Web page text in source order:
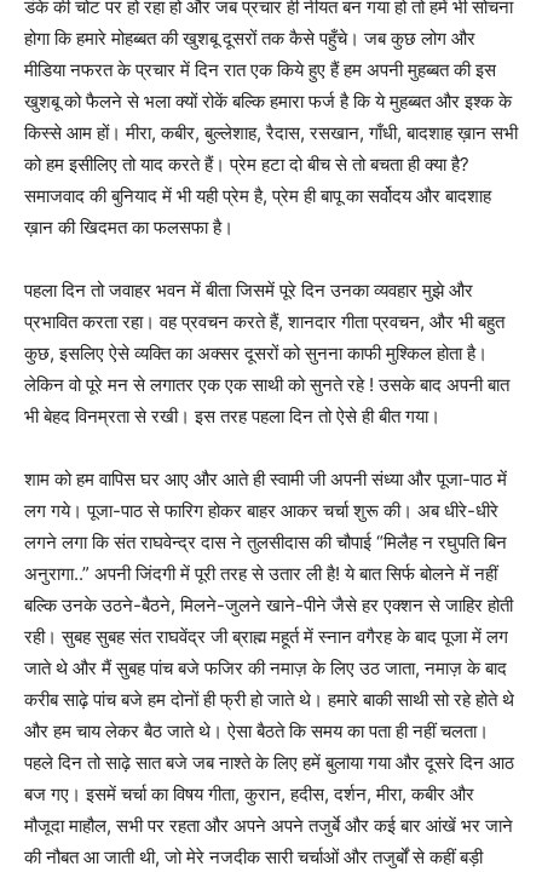
डंके की चोट पर हो रहा हो और जब प्रचार ही नीयत बन गया हो तो हमें भी सोचना
होगा कि हमारे मोहब्बत की खुशबू दूसरों तक कैसे पहुँचे। जब कुछ लोग और
मीडिया नफरत के प्रचार में दिन रात एक किये हुए हैं हम अपनी मुहब्बत की इस
खुशबू को फैलने से भला क्यों रोकें बल्कि हमारा फर्ज है कि ये मुहब्बत और इश्क के
किस्से आम हों। मीरा, कबीर, बुल्लेशाह, रैदास, रसखान, गाँधी, बादशाह ख़ान सभी
को हम इसीलिए तो याद करते हैं। प्रेम हटा दो बीच से तो बचता ही क्या है?
समाजवाद की बुनियाद में भी यही प्रेम है, प्रेम ही बापू का सर्वोदय और बादशाह
ख़ान की खिदमत का फलसफा है।
पहला दिन तो जवाहर भवन में बीता जिसमें पूरे दिन उनका व्यवहार मुझे और
प्रभावित करता रहा। वह प्रवचन करते हैं, शानदार गीता प्रवचन, और भी बहुत
कुछ, इसलिए ऐसे व्यक्ति का अक्सर दूसरों को सुनना काफी मुश्किल होता है।
लेकिन वो पूरे मन से लगातर एक एक साथी को सुनते रहे ! उसके बाद अपनी बात
भी बेहद विनम्रता से रखी। इस तरह पहला दिन तो ऐसे ही बीत गया।
शाम को हम वापिस घर आए और आते ही स्वामी जी अपनी संध्या और पूजा-पाठ में
लग गये। पूजा-पाठ से फारिग होकर बाहर आकर चर्चा शुरू की। अब धीरे-धीरे
लगने लगा कि संत राघवेन्द्र दास ने तुलसीदास की चौपाई “मिलैह न रघुपति बिन
अनुरागा..” अपनी जिंदगी में पूरी तरह से उतार ली है! ये बात सिर्फ बोलने में नहीं
बल्कि उनके उठने-बैठने, मिलने-जुलने खाने-पीने जैसे हर एक्शन से जाहिर होती
रही। सुबह सुबह संत राघवेंद्र जी ब्राह्म महूर्त में स्नान वगैरह के बाद पूजा में लग
जाते थे और मैं सुबह पांच बजे फजिर की नमाज़ के लिए उठ जाता, नमाज़ के बाद
करीब साढ़े पांच बजे हम दोनों ही फ्री हो जाते थे। हमारे बाकी साथी सो रहे होते थे
और हम चाय लेकर बैठ जाते थे। ऐसा बैठते कि समय का पता ही नहीं चलता।
पहले दिन तो साढ़े सात बजे जब नाश्ते के लिए हमें बुलाया गया और दूसरे दिन आठ
बज गए। इसमें चर्चा का विषय गीता, कुरान, हदीस, दर्शन, मीरा, कबीर और
मौजूदा माहौल, सभी पर रहता और अपने अपने तजुर्बे और कई बार आंखें भर जाने
की नौबत आ जाती थी, जो मेरे नजदीक सारी चर्चाओं और तजुर्बों से कहीं बड़ी